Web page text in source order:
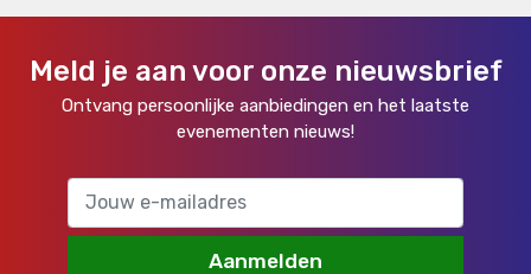
Meld je aan voor onze nieuwsbrief
Ontvang persoonlijke aanbiedingen en het laatste
evenementen nieuws!
Aanmelden